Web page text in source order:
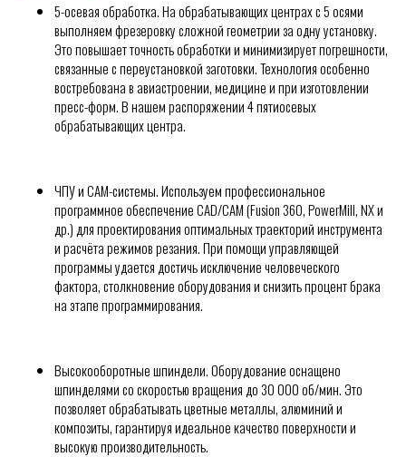
5-осевая обработка. На обрабатывающих центрах с 5 осями
выполняем фрезеровку сложной геометрии за одну установку.
Это повышает точность обработки и минимизирует погрешности,
связанные с переустановкой заготовки. Технология особенно
востребована в авиастроении, медицине и при изготовлении
пресс-форм. В нашем распоряжении 4 пятиосевых
обрабатывающих центра.
ЧПУ и CAM-системы. Используем профессиональное
программное обеспечение CAD/CAM (Fusion 360, PowerMill, NX и
др.) для проектирования оптимальных траекторий инструмента
и расчёта режимов резания. При помощи управляющей
программы удается достичь исключение человеческого
фактора, столкновение оборудования и снизить процент брака
на этапе программирования.
Высокооборотные шпиндели. Оборудование оснащено
шпинделями со скоростью вращения до 30 000 об/мин. Это
позволяет обрабатывать цветные металлы, алюминий и
композиты, гарантируя идеальное качество поверхности и
высокую производительность.